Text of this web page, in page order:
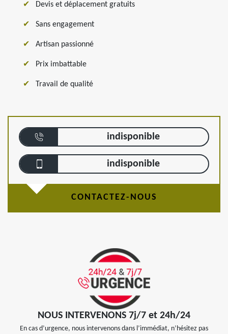
Devis et déplacement gratuits
Sans engagement
Artisan passionné
Prix imbattable
Travail de qualité
indisponible
indisponible
CONTACTEZ-NOUS
NOUS INTERVENONS 7j/7 et 24h/24
En cas d’urgence, nous intervenons dans l’immédiat, n’hésitez pas